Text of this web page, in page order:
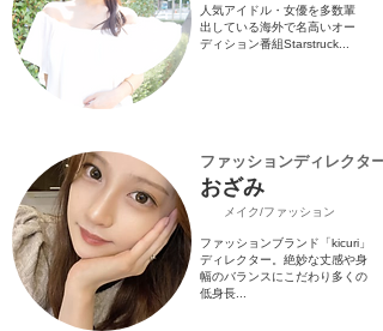
人気アイドル・女優を多数輩
出している海外で名高いオー
ディション番組Starstruck...
​ファッションディレクター
おざみ
​メイク/ファッション
ファッションブランド「kicuri」
ディレクター。絶妙な丈感や身
幅のバランスにこだわり多くの
低身長...